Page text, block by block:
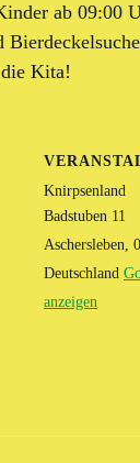
ab 09:00
Kita!
Knirpsenland
Badstuben 11
Aschersleben,
Deutschland
anzeigen